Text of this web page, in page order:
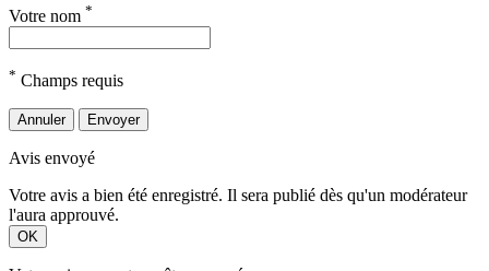
Votre nom *
* Champs requis
Annuler Envoyer
Avis envoyé
Votre avis a bien été enregistré. Il sera publié dès qu'un modérateur
l'aura approuvé.
OK